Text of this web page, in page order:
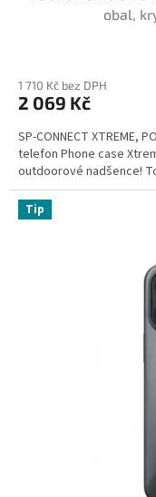
obal,
1 710 Kč bez DPH
2 069 Kč
SP-CONNECT XTREME,
telefon Phone case
outdoorové nadšence!
Tip